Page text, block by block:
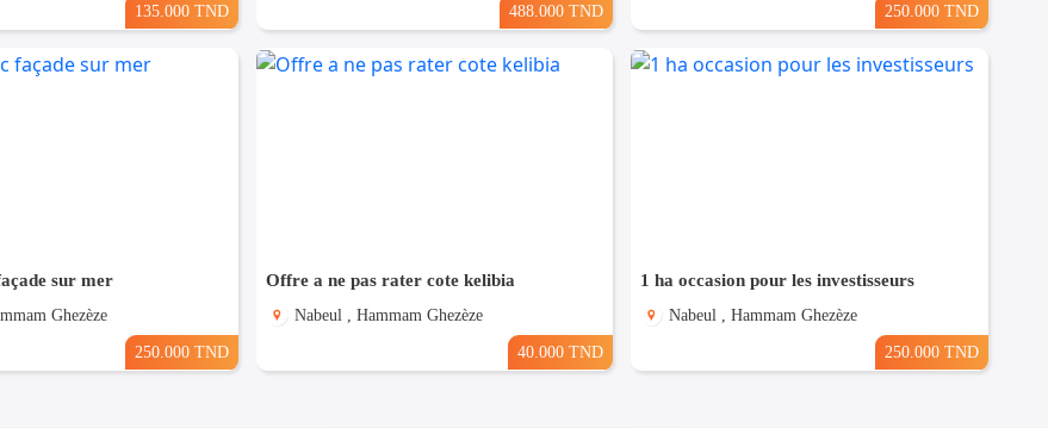
135.000 TND 488.000 TND 250.000 TND
sur mer
Ghezèze
250.000 TND
Offre a ne pas rater cote kelibia
Nabeul , Hammam Ghezèze
40.000 TND
1 ha occasion pour les investisseurs
Nabeul , Hammam Ghezèze
250.000 TND